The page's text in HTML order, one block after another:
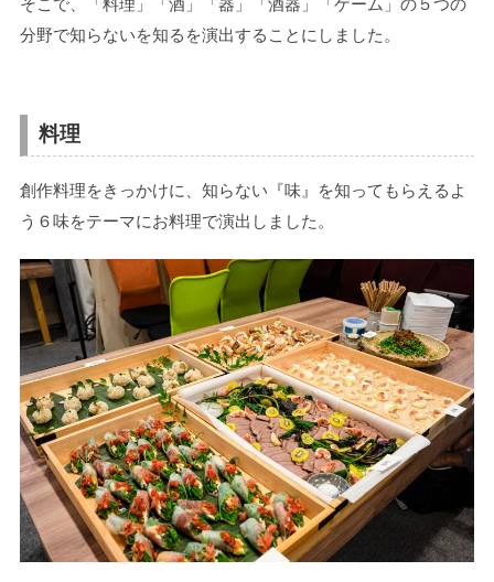
そこで、「料理」「酒」「器」「酒器」「ゲーム」の５つの
分野で知らないを知るを演出することにしました。
料理
創作料理をきっかけに、知らない『味』を知ってもらえるよ
う６味をテーマにお料理で演出しました。